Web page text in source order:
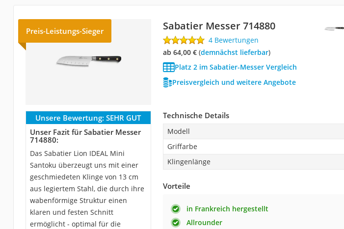
Preis-Leistungs-Sieger Sabatier Messer 714880
4 Bewertungen
ab 64,00 €( Demnächst lieferbar)
Platz 2 im Sabatier-Messer Vergleich
Preisvergleich und weitere Angebote
Unsere Bewertung: SEHR GUT
Unser Fazit für Sabatier Messer
714880:
Das Sabatier Lion IDEAL Mini
Santoku überzeugt uns mit einer
geschmiedeten Klinge von 13 cm
aus legiertem Stahl, die durch ihre
wabenförmige Struktur einen
klaren und festen Schnitt
ermöglicht - optimal für die
Technische Details
Modell
Griffarbe
Klingenlänge
Vorteile
in Frankreich hergestellt
Allrounder